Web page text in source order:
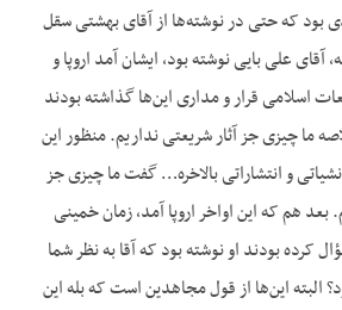
بود که حتی در نوشته‌ها از آقای بهشتی سقل
علی بایی نوشته بود، ایشان آمد اروپا و
اسلامی قرار و مداری این‌ها گذاشته بودند
ما چیزی جز آثار شریعتی نداریم. منظور این
و انتشاراتی بالاخره… گفت ما چیزی جز
بعد هم که این اواخر اروپا آمد، زمان خمینی
کرده بودند او نوشته بود که آقا به نظر شما
البته این‌ها از قول مجاهدین است که بله این